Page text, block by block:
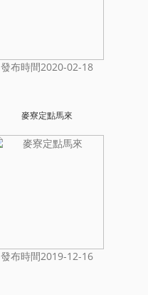
發布時間2020-02-18
麥寮定點馬來
發布時間2019-12-16